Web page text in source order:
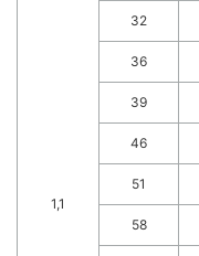
1,1
32
36
39
46
51
58